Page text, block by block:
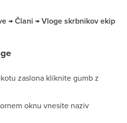
→ Člani → Vloge skrbnikov ekip
zaslona kliknite gumb z
oknu vnesite naziv